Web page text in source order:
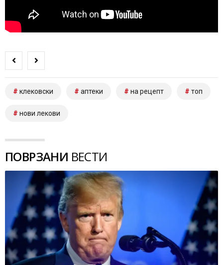
клековски аптеки на рецепт топ
нови лекови
ПОВРЗАНИ ВЕСТИ